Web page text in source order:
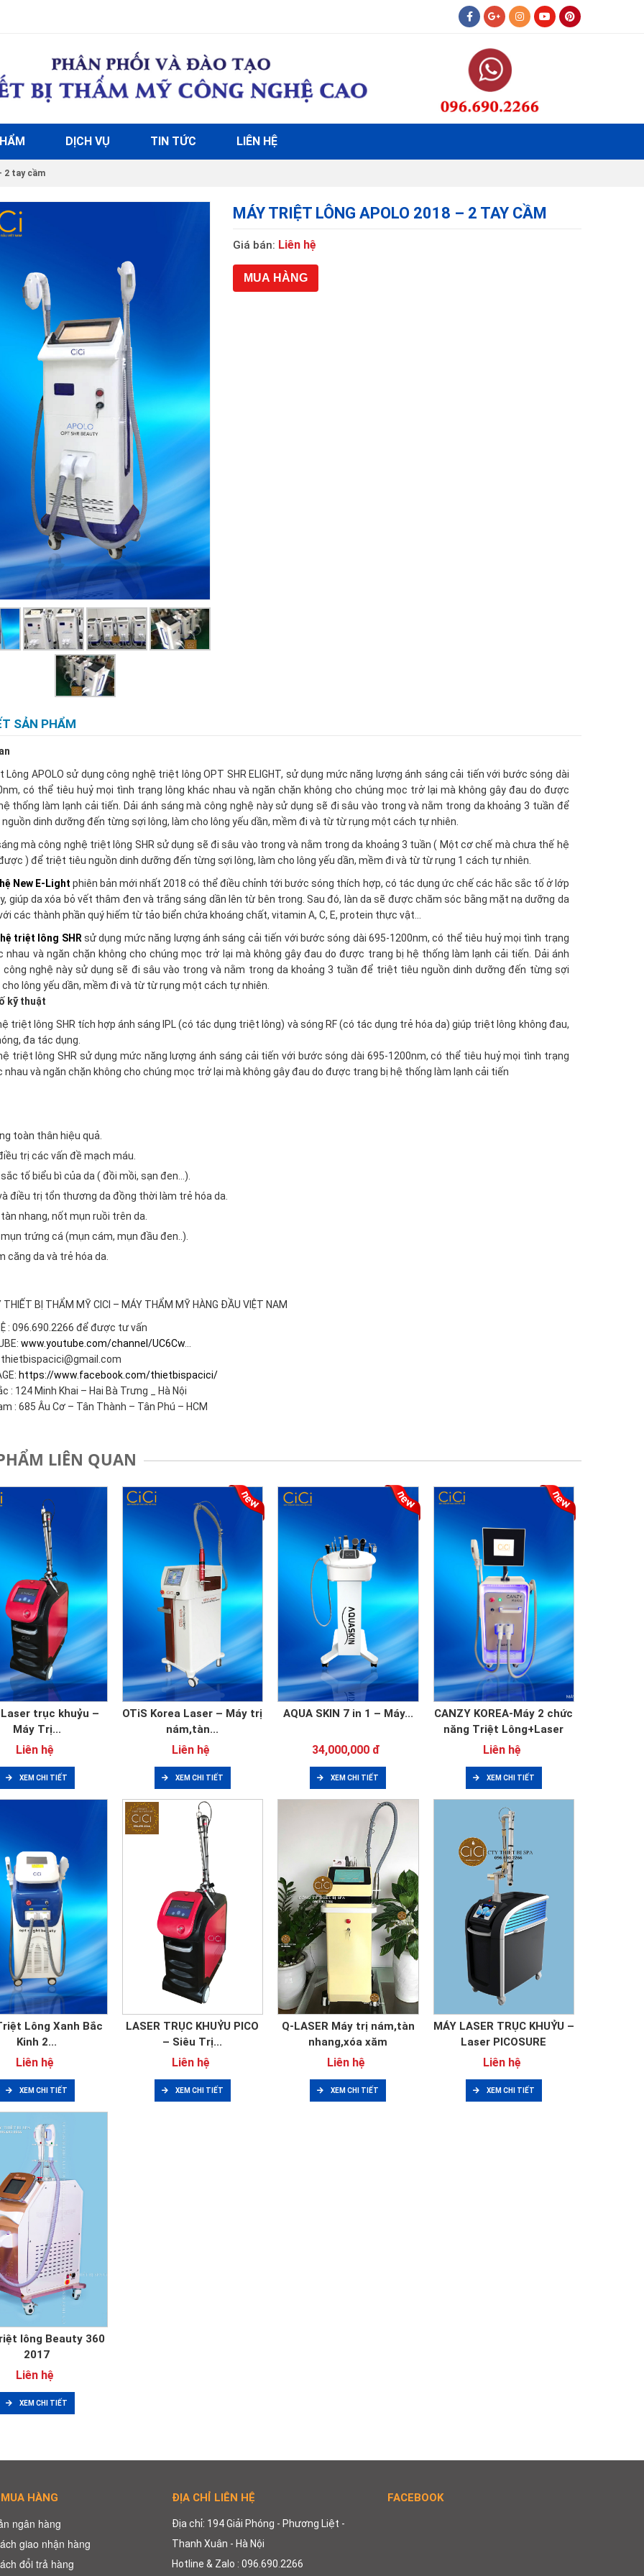
DỊCH VỤ TIN TỨC LIÊN HỆ
2 tay cầm
MÁY TRIỆT LÔNG APOLO 2018 – 2 TAY CẦM
Giá bán: Liên hệ
MUA HÀNG
SẢN PHẨM
Lông APOLO sử dụng công nghệ triệt lông OPT SHR ELIGHT, sử dụng mức năng lượng ánh sáng cải tiến với bước sóng dài
có thể tiêu huỷ mọi tình trạng lông khác nhau và ngăn chặn không cho chúng mọc trở lại mà không gây đau do được
thống làm lạnh cải tiến. Dải ánh sáng mà công nghệ này sử dụng sẽ đi sâu vào trong và nằm trong da khoảng 3 tuần để
dinh dưỡng đến từng sợi lông, làm cho lông yếu dần, mềm đi và từ từ rụng một cách tự nhiên.
mà công nghệ triệt lông SHR sử dụng sẽ đi sâu vào trong và nằm trong da khoảng 3 tuần ( Một cơ chế mà chưa thế hệ
) để triệt tiêu nguồn dinh dưỡng đến từng sợi lông, làm cho lông yếu dần, mềm đi và từ từ rụng 1 cách tự nhiên.
New E-Light phiên bản mới nhất 2018 có thể điều chỉnh tới bước sóng thích hợp, có tác dụng ức chế các hắc sắc tố ở lớp
giúp da xóa bỏ vết thâm đen và trắng sáng dần lên từ bên trong. Sau đó, làn da sẽ được chăm sóc bằng mặt nạ dưỡng da
các thành phần quý hiếm từ tảo biển chứa khoáng chất, vitamin A, C, E, protein thực vật…
triệt lông SHRsử dụng mức năng lượng ánh sáng cải tiến với bước sóng dài 695-1200nm, có thể tiêu huỷ mọi tình trạng
nhau và ngăn chặn không cho chúng mọc trở lại mà không gây đau do được trang bị hệ thống làm lạnh cải tiến. Dải ánh
công nghệ này sử dụng sẽ đi sâu vào trong và nằm trong da khoảng 3 tuần để triệt tiêu nguồn dinh dưỡng đến từng sợi
cho lông yếu dần, mềm đi và từ từ rụng một cách tự nhiên.
kỹ thuật
triệt lông SHR tích hợp ánh sáng IPL (có tác dụng triệt lông) và sóng RF (có tác dụng trẻ hóa da) giúp triệt lông không đau,
đa tác dụng.
triệt lông SHR sử dụng mức năng lượng ánh sáng cải tiến với bước sóng dài 695-1200nm, có thể tiêu huỷ mọi tình trạng
nhau và ngăn chặn không cho chúng mọc trở lại mà không gây đau do được trang bị hệ thống làm lạnh cải tiến
toàn thân hiệu quả.
trị các vấn đề mạch máu.
tố biểu bì của da ( đồi mồi, sạn đen…).
điều trị tổn thương da đồng thời làm trẻ hóa da.
nhang, nốt mụn ruồi trên da.
trứng cá (mụn cám, mụn đầu đen..).
căng da và trẻ hóa da.
THIẾT BỊ THẨM MỸ CICI – MÁY THẨM MỸ HÀNG ĐẦU VIỆT NAM
: 096.690.2266 để được tư vấn
www.youtube.com/channel/UC6Cw
thietbispacici@gmail.com
https://www.facebook.com/thietbispacici/
: 124 Minh Khai – Hai Bà Trưng _ Hà Nội
: 685 Âu Cơ – Tân Thành – Tân Phú – HCM
LIÊN QUAN
trục khuỷu –
Máy Trị...
Liên hệ
XEM CHI TIẾT
OTiS Korea Laser – Máy trị
nám,tàn...
Liên hệ
XEM CHI TIẾT
AQUA SKIN 7 in 1 – Máy...
34,000,000 đ
XEM CHI TIẾT
CANZY KOREA-Máy 2 chức
năng Triệt Lông+Laser
Liên hệ
XEM CHI TIẾT
Lông Xanh Bắc
Kinh 2...
Liên hệ
XEM CHI TIẾT
LASER TRỤC KHUỶU PICO
– Siêu Trị...
Liên hệ
XEM CHI TIẾT
Q-LASER Máy trị nám,tàn
nhang,xóa xăm
Liên hệ
XEM CHI TIẾT
MÁY LASER TRỤC KHUỶU –
Laser PICOSURE
Liên hệ
XEM CHI TIẾT
lông Beauty 360
2017
Liên hệ
XEM CHI TIẾT
HÀNG
ngân hàng
giao nhận hàng
đổi trả hàng
ĐỊA CHỈ LIÊN HỆ
Địa chỉ: 194 Giải Phóng - Phương Liệt -
Thanh Xuân - Hà Nội
Hotline & Zalo : 096.690.2266
FACEBOOK